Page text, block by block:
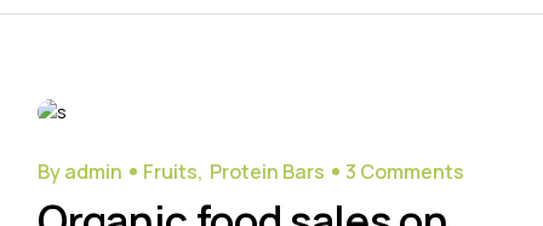
By admin Fruits Protein Bars 3 Comments